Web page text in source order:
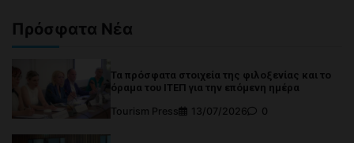
Πρόσφατα Νέα
Τα πρόσφατα στοιχεία της φιλοξενίας και το
όραμα του ΙΤΕΠ για την επόμενη ημέρα
Tourism Press
13/07/2026 0